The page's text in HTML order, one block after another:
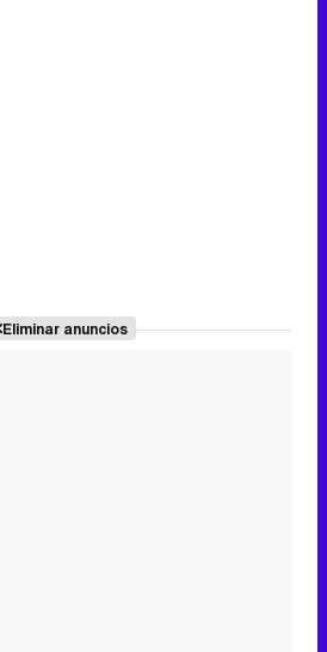
Eliminar anuncios